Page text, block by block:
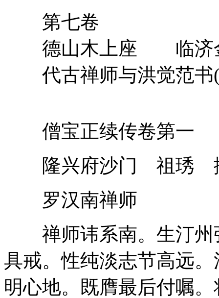
第七卷
德山木上座 临济
代古禅师与洪觉范书(
僧宝正续传卷第一
隆兴府沙门 祖琇
罗汉南禅师
禅师讳系南。生汀州
具戒。性纯淡志节高远
明心地。既膺最后付嘱